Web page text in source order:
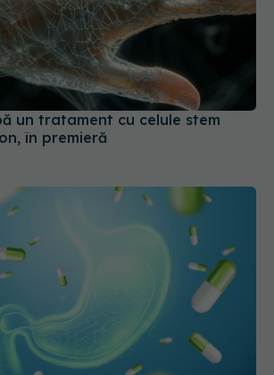
un tratament cu celule stem
în premieră
despre medicamentele pentru
cu C. Difficile